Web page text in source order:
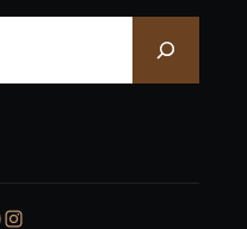
Instagram